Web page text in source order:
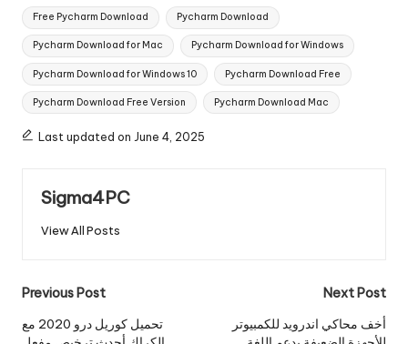
Tags:
Free Pycharm Download Pycharm Download
Pycharm Download for Mac Pycharm Download for Windows
Pycharm Download for Windows 10 Pycharm Download Free
Pycharm Download Free Version Pycharm Download Mac
Last updated on June 4, 2025
Sigma4PC
View All Posts
Post
navigation
Previous Post
تحميل كوريل درو 2020 مع
Next Post
أخف محاكي اندرويد للكمبيوتر